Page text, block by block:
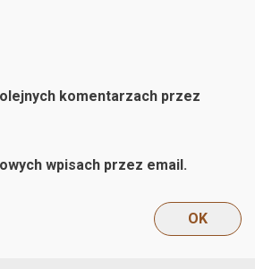
komentarzach przez
wpisach przez email.